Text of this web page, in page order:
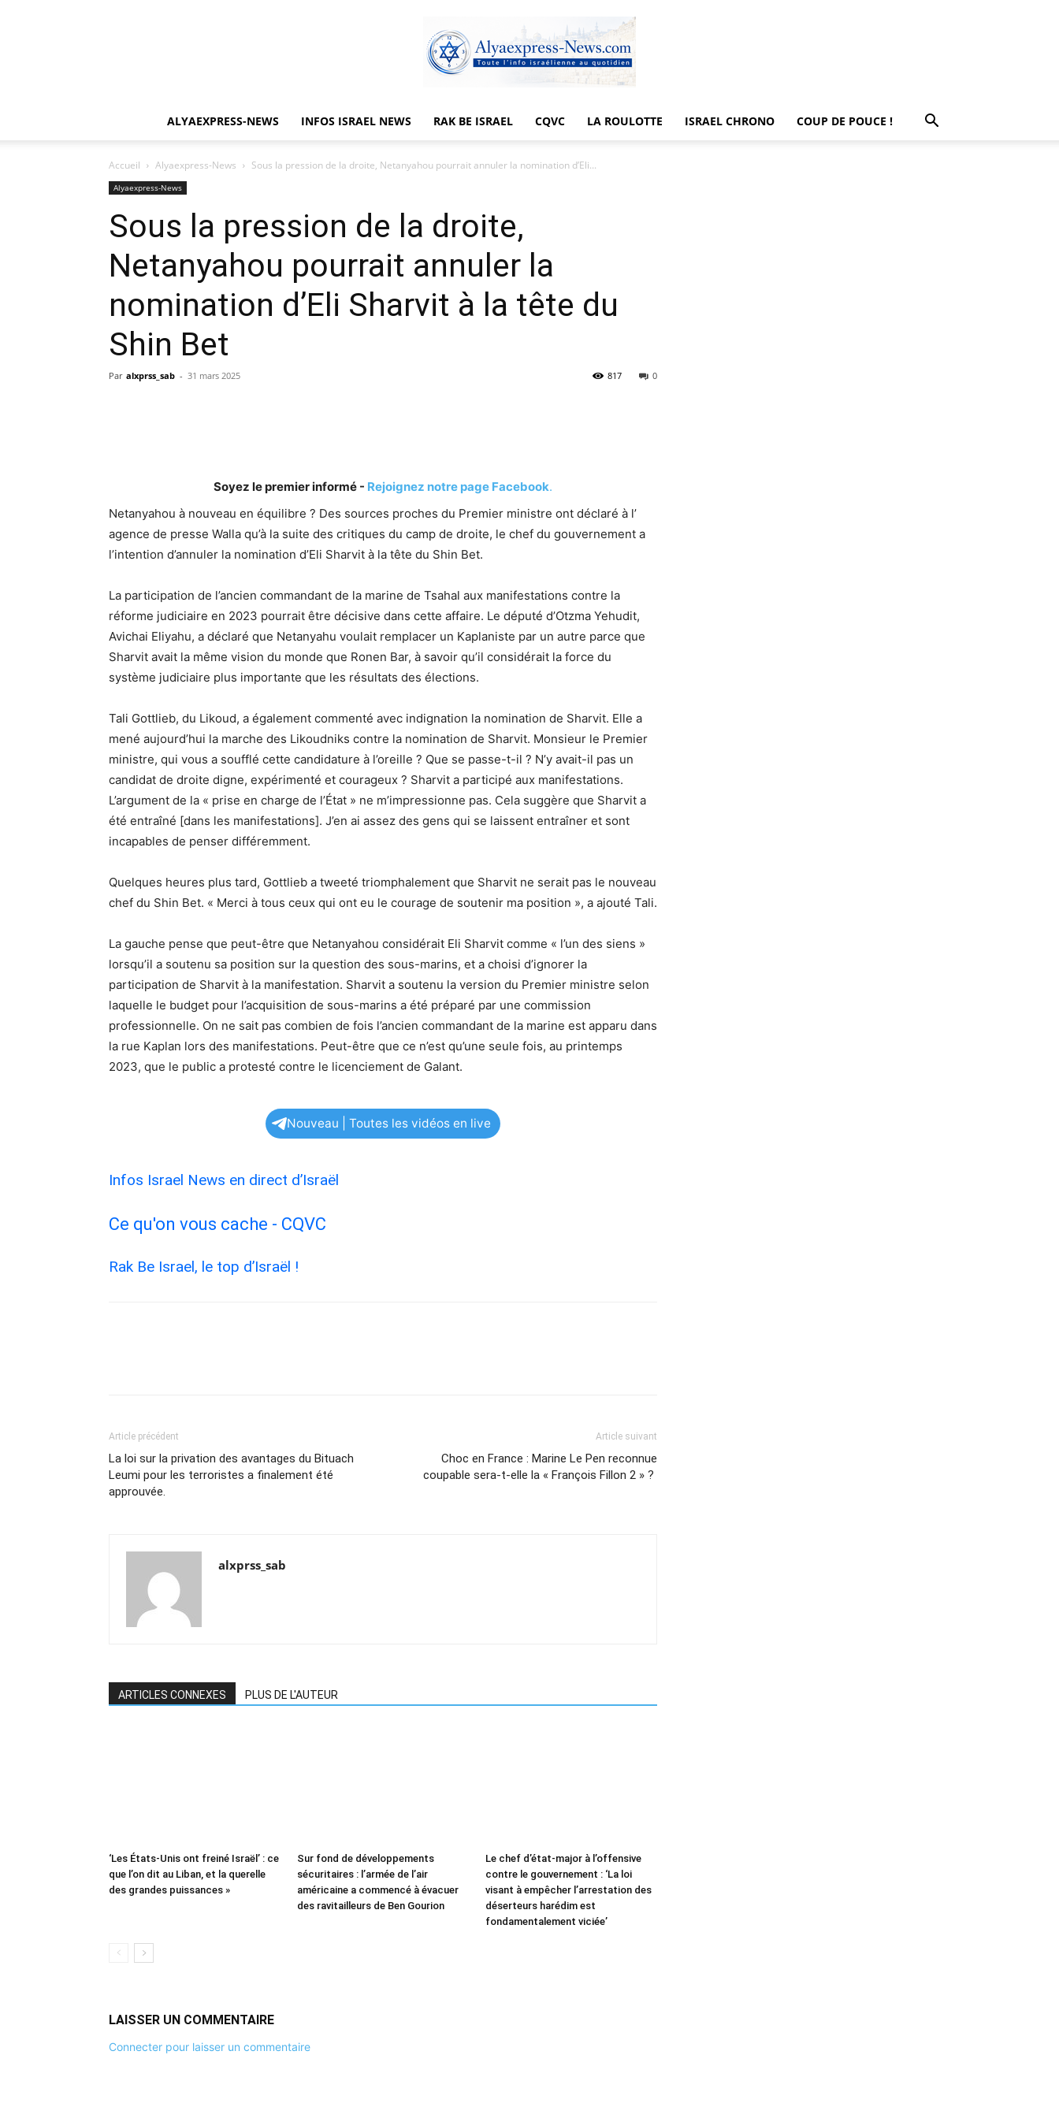
ALYAEXPRESS-NEWS INFOS ISRAEL NEWS RAK BE ISRAEL CQVC LA ROULOTTE ISRAEL CHRONO COUP DE POUCE !
Accueil Alyaexpress-News Sous la pression de la droite, Netanyahou pourrait annuler la nomination d’Eli...
Alyaexpress-News
Sous la pression de la droite,
Netanyahou pourrait annuler la
nomination d’Eli Sharvit à la tête du
Shin Bet
Par alxprss_sab - 31 mars 2025 0
817
Soyez le premier informé - Rejoignez notre page Facebook.
Netanyahou à nouveau en équilibre ? Des sources proches du Premier ministre ont déclaré à l’
agence de presse Walla qu’à la suite des critiques du camp de droite, le chef du gouvernement a
l’intention d’annuler la nomination d’Eli Sharvit à la tête du Shin Bet.
La participation de l’ancien commandant de la marine de Tsahal aux manifestations contre la
réforme judiciaire en 2023 pourrait être décisive dans cette affaire. Le député d’Otzma Yehudit,
Avichai Eliyahu, a déclaré que Netanyahu voulait remplacer un Kaplaniste par un autre parce que
Sharvit avait la même vision du monde que Ronen Bar, à savoir qu’il considérait la force du
système judiciaire plus importante que les résultats des élections.
Tali Gottlieb, du Likoud, a également commenté avec indignation la nomination de Sharvit. Elle a
mené aujourd’hui la marche des Likoudniks contre la nomination de Sharvit. Monsieur le Premier
ministre, qui vous a soufflé cette candidature à l’oreille ? Que se passe-t-il ? N’y avait-il pas un
candidat de droite digne, expérimenté et courageux ? Sharvit a participé aux manifestations.
L’argument de la « prise en charge de l’État » ne m’impressionne pas. Cela suggère que Sharvit a
été entraîné [dans les manifestations]. J’en ai assez des gens qui se laissent entraîner et sont
incapables de penser différemment.
Quelques heures plus tard, Gottlieb a tweeté triomphalement que Sharvit ne serait pas le nouveau
chef du Shin Bet. « Merci à tous ceux qui ont eu le courage de soutenir ma position », a ajouté Tali.
La gauche pense que peut-être que Netanyahou considérait Eli Sharvit comme « l’un des siens »
lorsqu’il a soutenu sa position sur la question des sous-marins, et a choisi d’ignorer la
participation de Sharvit à la manifestation. Sharvit a soutenu la version du Premier ministre selon
laquelle le budget pour l’acquisition de sous-marins a été préparé par une commission
professionnelle. On ne sait pas combien de fois l’ancien commandant de la marine est apparu dans
la rue Kaplan lors des manifestations. Peut-être que ce n’est qu’une seule fois, au printemps
2023, que le public a protesté contre le licenciement de Galant.
Nouveau | Toutes les vidéos en live
Infos Israel News en direct d’Israël
Ce qu'on vous cache - CQVC
Rak Be Israel, le top d’Israël !
Article précédent
La loi sur la privation des avantages du Bituach
Leumi pour les terroristes a finalement été
approuvée.
Article suivant
Choc en France : Marine Le Pen reconnue
coupable sera-t-elle la « François Fillon 2 » ?
alxprss_sab
ARTICLES CONNEXES PLUS DE L'AUTEUR
‘Les États-Unis ont freiné Israël’ : ce
que l’on dit au Liban, et la querelle
des grandes puissances »
Sur fond de développements
sécuritaires : l’armée de l’air
américaine a commencé à évacuer
des ravitailleurs de Ben Gourion
Le chef d’état-major à l’offensive
contre le gouvernement : ‘La loi
visant à empêcher l’arrestation des
déserteurs harédim est
fondamentalement viciée’
LAISSER UN COMMENTAIRE
Connecter pour laisser un commentaire